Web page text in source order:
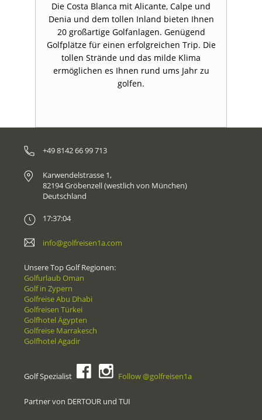
Die Costa Blanca mit Alicante, Calpe und
Denia und dem tollen Inland bieten Ihnen
20 großartige Golfanlagen. Genügend
Golfplätze für einen erfolgreichen Trip. Die
tollen Strände und das milde Klima
ermöglichen es Ihnen rund ums Jahr zu
golfen.
+49 8142 66 99 713
Karwendelstrasse 1,
82194 Gröbenzell (westlich von München)
Deutschland
17:37:04
info@golfreisen1a.com
Unsere Top Golf Regionen:
Golfurlaub Oman
Golf in Zypern
Golfreise Abu Dhabi
Golfreisen Türkei
Golfhotel Ägypten
Golfreise Marrakesch
Golfhotel Agadir
Golf Spezialist Follow @golfreisen1a
Partner von DERTOUR und TUI